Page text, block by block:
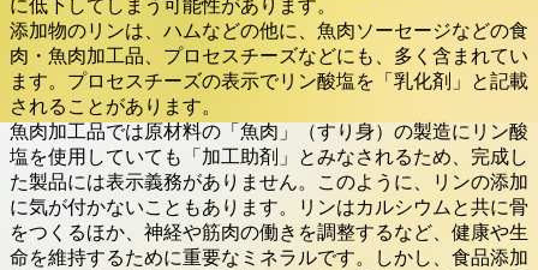
に低下してしまう可能性があります。
添加物のリンは、ハムなどの他に、魚肉ソーセージなどの食
肉・魚肉加工品、プロセスチーズなどにも、多く含まれてい
ます。プロセスチーズの表示でリン酸塩を「乳化剤」と記載
されることがあります。
魚肉加工品では原材料の「魚肉」（すり身）の製造にリン酸
塩を使用していても「加工助剤」とみなされるため、完成し
た製品には表示義務がありません。このように、リンの添加
に気が付かないこともあります。リンはカルシウムと共に骨
をつくるほか、神経や筋肉の働きを調整するなど、健康や生
命を維持するために重要なミネラルです。しかし、食品添加